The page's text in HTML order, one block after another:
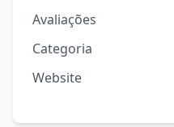
Avaliações
Categoria
Website